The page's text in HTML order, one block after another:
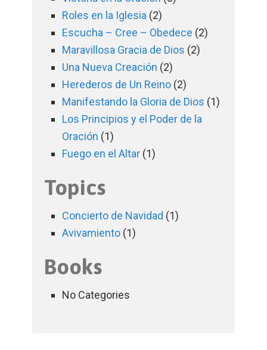
Roles en la Iglesia (2)
Escucha – Cree – Obedece (2)
Maravillosa Gracia de Dios (2)
Una Nueva Creación (2)
Herederos de Un Reino (2)
Manifestando la Gloria de Dios (1)
Los Principios y el Poder de la
Oración (1)
Fuego en el Altar (1)
Topics
Concierto de Navidad (1)
Avivamiento (1)
Books
No Categories